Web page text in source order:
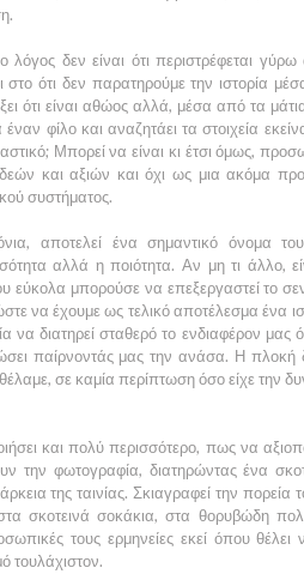
λόγος δεν είναι ότι περιστρέφεται
στο ότι δεν παρατηρούμε την ιστορία
ότι είναι αθώος αλλά, μέσα από τα
φίλο και αναζητάει τα στοιχεία
Μπορεί να είναι κι έτσι όμως,
και αξιών και όχι ως μια ακόμα
συστήματος.
αποτελεί ένα σημαντικό όνομα
αλλά η ποιότητα. Αν μη τι άλλο,
εύκολα μπορούσε να επεξεργαστεί το
να έχουμε ως τελικό αποτέλεσμα ένα
να διατηρεί σταθερό το ενδιαφέρον μας
παίρνοντάς μας την ανάσα. Η πλοκή
σε καμία περίπτωση όσο είχε την
και πολύ περισσότερο, πως να
την φωτογραφία, διατηρώντας ένα
της ταινίας. Σκιαγραφεί την πορεία
σκοτεινά σοκάκια, στα θορυβώδη
τους ερμηνείες εκεί όπου θέλει
τουλάχιστον.